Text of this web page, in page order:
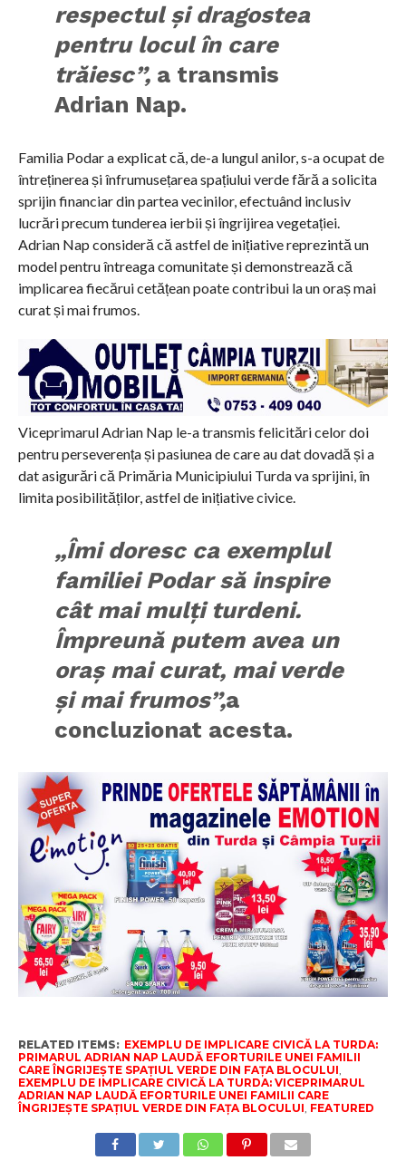
respectul și dragostea
pentru locul în care
trăiesc”, a transmis
Adrian Nap.
Familia Podar a explicat că, de-a lungul anilor, s-a ocupat de
întreținerea și înfrumusețarea spațiului verde fără a solicita
sprijin financiar din partea vecinilor, efectuând inclusiv
lucrări precum tunderea ierbii și îngrijirea vegetației.
Adrian Nap consideră că astfel de inițiative reprezintă un
model pentru întreaga comunitate și demonstrează că
implicarea fiecărui cetățean poate contribui la un oraș mai
curat și mai frumos.
Viceprimarul Adrian Nap le-a transmis felicitări celor doi
pentru perseverența și pasiunea de care au dat dovadă și a
dat asigurări că Primăria Municipiului Turda va sprijini, în
limita posibilităților, astfel de inițiative civice.
„Îmi doresc ca exemplul
familiei Podar să inspire
cât mai mulți turdeni.
Împreună putem avea un
oraș mai curat, mai verde
și mai frumos”,a
concluzionat acesta.
RELATED ITEMS: EXEMPLU DE IMPLICARE CIVICĂ LA TURDA:
PRIMARUL ADRIAN NAP LAUDĂ EFORTURILE UNEI FAMILII
CARE ÎNGRIJEȘTE SPAȚIUL VERDE DIN FAȚA BLOCULUI,
EXEMPLU DE IMPLICARE CIVICĂ LA TURDA: VICEPRIMARUL
ADRIAN NAP LAUDĂ EFORTURILE UNEI FAMILII CARE
ÎNGRIJEȘTE SPAȚIUL VERDE DIN FAȚA BLOCULUI, FEATURED